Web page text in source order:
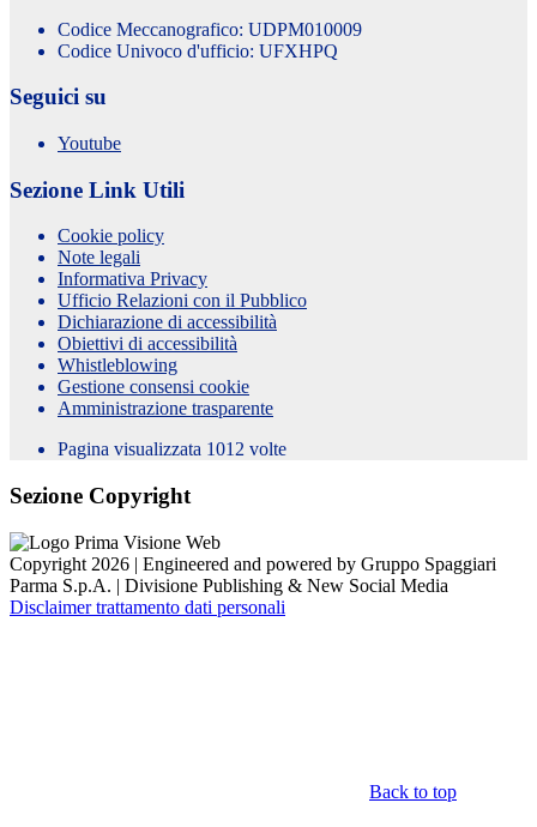
Codice Meccanografico: UDPM010009
Codice Univoco d'ufficio: UFXHPQ
Seguici su
Youtube
Sezione Link Utili
Cookie policy
Note legali
Informativa Privacy
Ufficio Relazioni con il Pubblico
Dichiarazione di accessibilità
Obiettivi di accessibilità
Whistleblowing
Gestione consensi cookie
Amministrazione trasparente
Pagina visualizzata 1012 volte
Sezione Copyright
Copyright 2026 | Engineered and powered by Gruppo Spaggiari
Parma S.p.A. | Divisione Publishing & New Social Media
Disclaimer trattamento dati personali
Back to top